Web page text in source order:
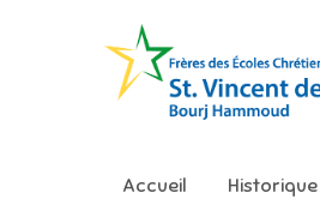
Accueil Historique